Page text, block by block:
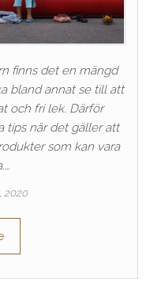
finns det en mängd
bland annat se till att
och fri lek. Därför
tips när det gäller att
som kan vara
2020